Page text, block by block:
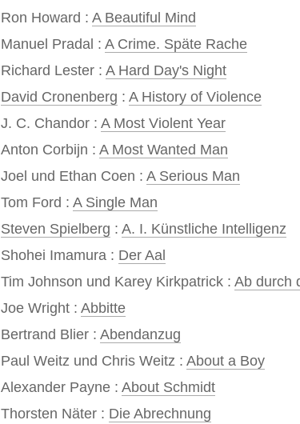
Ron Howard : A Beautiful Mind
Manuel Pradal : A Crime. Späte Rache
Richard Lester : A Hard Day's Night
David Cronenberg : A History of Violence
J. C. Chandor : A Most Violent Year
Anton Corbijn : A Most Wanted Man
Joel und Ethan Coen : A Serious Man
Tom Ford : A Single Man
Steven Spielberg : A. I. Künstliche Intelligenz
Shohei Imamura : Der Aal
Tim Johnson und Karey Kirkpatrick : Ab durch
Joe Wright : Abbitte
Bertrand Blier : Abendanzug
Paul Weitz und Chris Weitz : About a Boy
Alexander Payne : About Schmidt
Thorsten Näter : Die Abrechnung